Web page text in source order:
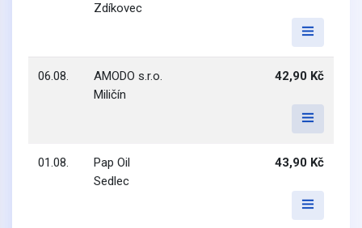
Zdíkovec
06.08.
AMODO s.r.o.
Miličín
42,90 Kč
01.08.
Pap Oil
Sedlec
43,90 Kč